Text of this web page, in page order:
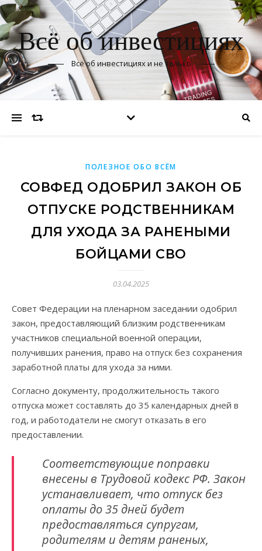
Всё об инвестициях
Всё об инвестициях и не только
ПОЛЕЗНОЕ ОБО ВСЁМ
СОВФЕД ОДОБРИЛ ЗАКОН ОБ
ОТПУСКЕ РОДСТВЕННИКАМ
ДЛЯ УХОДА ЗА РАНЕНЫМИ
БОЙЦАМИ СВО
03.04.2025
Совет Федерации на пленарном заседании одобрил
закон, предоставляющий близким родственникам
участников специальной военной операции,
получивших ранения, право на отпуск без сохранения
заработной платы для ухода за ними.
Согласно документу, продолжительность такого
отпуска может составлять до 35 календарных дней в
год, и работодатели не смогут отказать в его
предоставлении.
Соответствующие поправки
внесены в Трудовой кодекс РФ. Закон
устанавливает, что отпуск без
оплаты до 35 дней будет
предоставляться супругам,
родителям и детям раненых,